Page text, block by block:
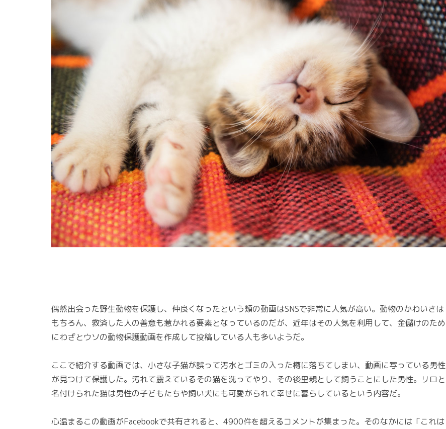
偶然出会った野生動物を保護し、仲良くなったという類の動画はSNSで非常に人気が高い。動物のかわいさは
もちろん、救済した人の善意も惹かれる要素となっているのだが、近年はその人気を利用して、金儲けのため
にわざとウソの動物保護動画を作成して投稿している人も多いようだ。
ここで紹介する動画では、小さな子猫が誤って汚水とゴミの入った樽に落ちてしまい、動画に写っている男性
が見つけて保護した。汚れて震えているその猫を洗ってやり、その後里親として飼うことにした男性。リロと
名付けられた猫は男性の子どもたちや飼い犬にも可愛がられて幸せに暮らしているという内容だ。
心温まるこの動画がFacebookで共有されると、4900件を超えるコメントが集まった。そのなかには「これは